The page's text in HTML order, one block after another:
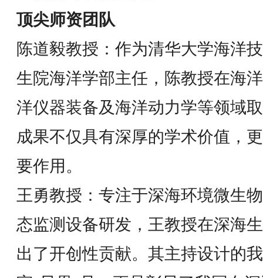
顶尖师资团队
陈道毅教授：作为清华大学海洋
生院海洋学部主任，陈教授在海
洋仪器装备及海洋动力学等领域
成果不仅具有深厚的学术价值，
要作用。
王勇教授：专注于深海环境微生
态监测设备研发，王教授在深海
出了开创性贡献。其主持设计的